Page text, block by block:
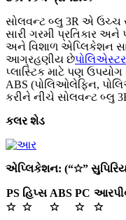
સોલવન્ટ બ્લુ 3R એ ઉચ્ચ
સારી ગરમી પ્રતિકાર અને
અને વિશાળ એપ્લિકેશન
આગ્રહણીય છેપોલિએસ્ટર
પ્લાસ્ટિક માટે પણ ઉપયોગ
ABS (પોલિઓલેફિન,
કરીને નીચે સોલવન્ટ બ્લુ
કલર શેડ
એપ્લિકેશન: (“☆”
PS હિપ્સ ABS PC
☆ ☆ ☆ ☆ ☆